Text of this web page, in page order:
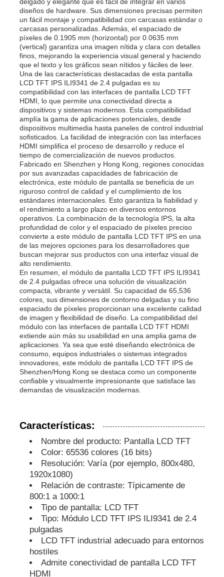
En casa.
Productos
Vídeos
Sobre nosotros
Recorrido por la fábrica
Control de calidad
Contacta con nosotros
Noticias
Casos
Pantalla LCD TFT
Exhibición del IPS Lcd
Monitoreo LCD portátil
Módulo de la exhibición de OLED
Exhibición del LCD del coche
Pantalla LCD circular
El panel de la pantalla LCD táctil
diseños de hardware. Sus dimensiones precisas permiten
un fácil montaje y compatibilidad con carcasas estándar o
carcasas personalizadas. Además, el espaciado de
píxeles de 0.1905 mm (horizontal) por 0.0635 mm
(vertical) garantiza una imagen nítida y clara con detalles
finos, mejorando la experiencia visual general y haciendo
que el texto y los gráficos sean nítidos y fáciles de leer.
Una de las características destacadas de esta pantalla
LCD TFT IPS ILI9341 de 2.4 pulgadas es su
compatibilidad con las interfaces de pantalla LCD TFT
HDMI, lo que permite una conectividad directa a
dispositivos y sistemas modernos. Esta compatibilidad
amplía la gama de aplicaciones potenciales, desde
dispositivos multimedia hasta paneles de control industrial
sofisticados. La facilidad de integración con las interfaces
HDMI simplifica el proceso de desarrollo y reduce el
tiempo de comercialización de nuevos productos.
Fabricado en Shenzhen y Hong Kong, regiones conocidas
por sus avanzadas capacidades de fabricación de
electrónica, este módulo de pantalla se beneficia de un
riguroso control de calidad y el cumplimiento de los
estándares internacionales. Esto garantiza la fiabilidad y
el rendimiento a largo plazo en diversos entornos
operativos. La combinación de la tecnología IPS, la alta
profundidad de color y el espaciado de píxeles preciso
convierte a este módulo de pantalla LCD TFT IPS en una
de las mejores opciones para los desarrolladores que
buscan mejorar sus productos con una interfaz visual de
alto rendimiento.
En resumen, el módulo de pantalla LCD TFT IPS ILI9341
de 2.4 pulgadas ofrece una solución de visualización
compacta, vibrante y versátil. Su capacidad de 65,536
colores, sus dimensiones de contorno delgadas y su fino
espaciado de píxeles proporcionan una excelente calidad
de imagen y flexibilidad de diseño. La compatibilidad del
módulo con las interfaces de pantalla LCD TFT HDMI
extiende aún más su usabilidad en una amplia gama de
aplicaciones. Ya sea que esté diseñando electrónica de
consumo, equipos industriales o sistemas integrados
innovadores, este módulo de pantalla LCD TFT IPS de
Shenzhen/Hong Kong se destaca como un componente
confiable y visualmente impresionante que satisface las
demandas de visualización modernas.
Características:
Nombre del producto: Pantalla LCD TFT
Color: 65536 colores (16 bits)
Resolución: Varía (por ejemplo, 800x480,
1920x1080)
Relación de contraste: Típicamente de
800:1 a 1000:1
Tipo de pantalla: LCD TFT
Tipo: Módulo LCD TFT IPS ILI9341 de 2.4
pulgadas
LCD TFT industrial adecuado para entornos
hostiles
Admite conectividad de pantalla LCD TFT
HDMI